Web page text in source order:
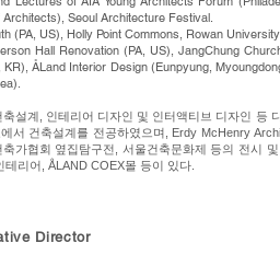
Seoul Architecture Festival.
(PA, US), Holly Point Commons, Rowan
Hall Renovation (PA, US), JangChung
ÅLand Interior Design (Eunpyung,
설계, 인테리어 디자인 및 인터액티브 디자인 등
서 건축설계를 전공하였으며, Erdy McHenry
가협회 옆집탐구전, 서울건축문화제 등의 전시
리어, ÅLAND COEX몰 등이 있다.​
Director